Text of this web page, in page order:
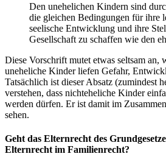
Den unehelichen Kindern sind
die gleichen Bedingungen für ihre
seelische Entwicklung und ihre
Gesellschaft zu schaffen wie den
Diese Vorschrift mutet etwas seltsam an,
uneheliche Kinder liefen Gefahr,
Tatsächlich ist dieser Absatz (zumindest
verstehen, dass nichteheliche Kinder
werden dürfen. Er ist damit im
sehen.
Geht das Elternrecht des
Elternrecht im Familienrecht?